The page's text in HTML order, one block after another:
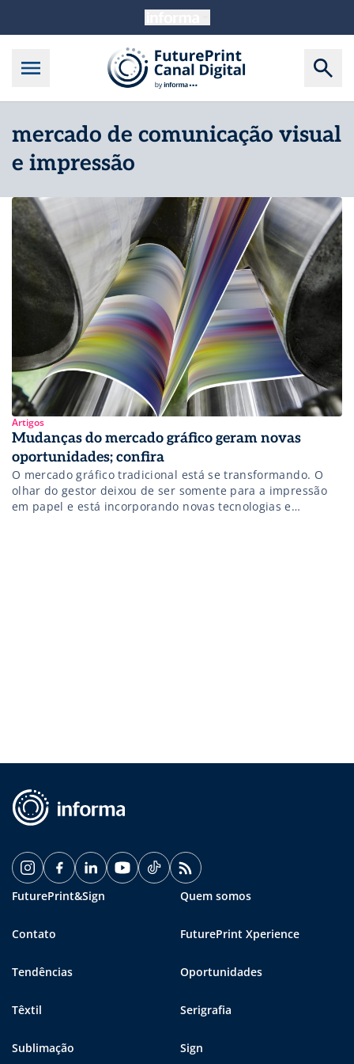
mercado de comunicação visual
e impressão
Artigos
Mudanças do mercado gráfico geram novas
oportunidades; confira
O mercado gráfico tradicional está se transformando. O
olhar do gestor deixou de ser somente para a impressão
em papel e está incorporando novas tecnologias e
FuturePrint&Sign Quem somos
Contato FuturePrint Xperience
Tendências Oportunidades
Têxtil Serigrafia
Sublimação Sign